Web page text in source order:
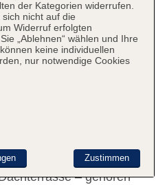
verfügt über 35
an der Rezeption
behilflich.
und
ein
ein Faxgerät, ein
– gehören
der Kategorien widerrufen.
nicht auf die
Widerruf erfolgten
„Ablehnen“ wählen und Ihre
keine individuellen
nur notwendige Cookies
Zustimmen